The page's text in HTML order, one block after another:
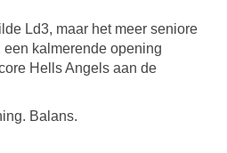
Ld3, maar het meer seniore
een kalmerende opening
Hells Angels aan de
Balans.